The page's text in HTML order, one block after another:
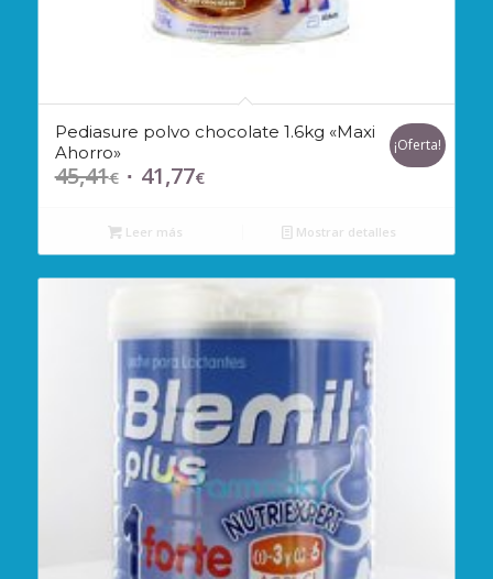
Pediasure polvo chocolate 1.6kg «Maxi
Ahorro»
45,41€ El
original
era:
45,41€.
41,77€El
es:
41,77€.
¡Oferta!
Leer más Mostrar detalles